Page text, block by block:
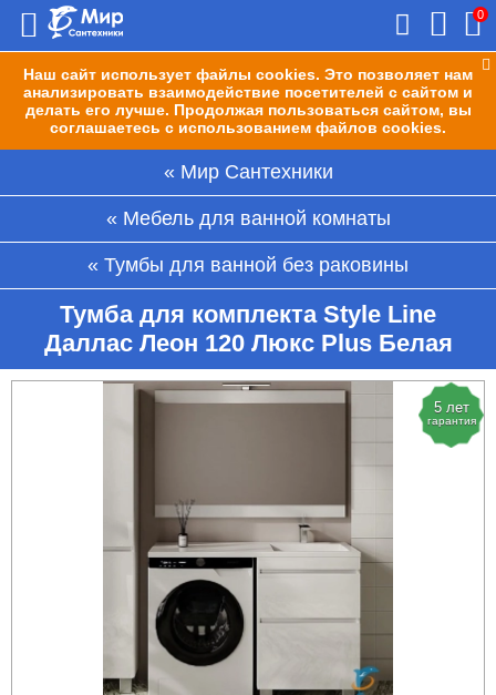
Наш сайт использует файлы cookies. Это позволяет нам
анализировать взаимодействие посетителей с сайтом и
делать его лучше. Продолжая пользоваться сайтом, вы
соглашаетесь с использованием файлов cookies.
0
Мир Сантехники
Мебель для ванной комнаты
Тумбы для ванной без раковины
Тумба для комплекта Style Line
Даллас Леон 120 Люкс Plus Белая
5 лет
гарантия